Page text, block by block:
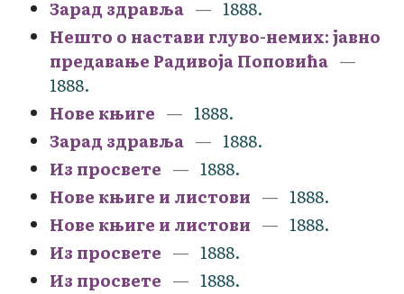
Зарад здравља
1888.
Нешто о настави глуво-немих: јавно
предавање Радивоја Поповића
1888.
Нове књиге
1888.
Зарад здравља
1888.
Из просвете
1888.
Нове књиге и листови
1888.
Нове књиге и листови
1888.
Из просвете
1888.
Из просвете
1888.